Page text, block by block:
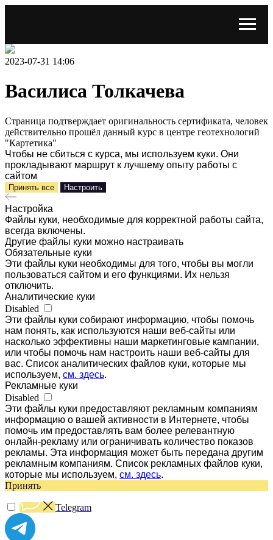
2023-07-31 14:06
Василиса Толкачева
Страница подтверждает оригинальность сертификата, человек
действительно прошёл данный курс в центре геотехнологий
"Картетика"
Чтобы не сбиться с курса, мы используем куки. Они
прокладывают маршрут к лучшему опыту работы с
сайтом
Принять все Настроить
Настройка
Файлы куки, необходимые для корректной работы сайта,
всегда включены.
Другие файлы куки можно настраивать
Обязательные куки
Эти файлы куки необходимы для того, чтобы вы могли
пользоваться сайтом и его функциями. Их нельзя
отключить.
Аналитические куки
Disabled
Эти файлы куки собирают информацию, чтобы помочь
нам понять, как используются наши веб-сайты или
насколько эффективны наши маркетинговые кампании,
или чтобы помочь нам настроить наши веб-сайты для
вас. Список аналитических файлов куки, которые мы
используем, см. здесь.
Рекламные куки
Disabled
Эти файлы куки предоставляют рекламным компаниям
информацию о вашей активности в Интернете, чтобы
помочь им предоставлять вам более релевантную
онлайн-рекламу или ограничивать количество показов
рекламы. Эта информация может быть передана другим
рекламным компаниям. Список рекламных файлов куки,
которые мы используем, см. здесь.
Принять
Telegram